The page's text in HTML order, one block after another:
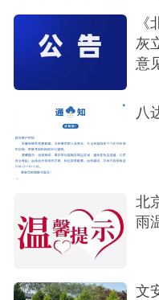
多年来，万桐园
人文关怀的有机融合
打造一个有温度、有
间。未来，万桐园将
质量，践行“让两个世
灰
意
八
北
雨
文